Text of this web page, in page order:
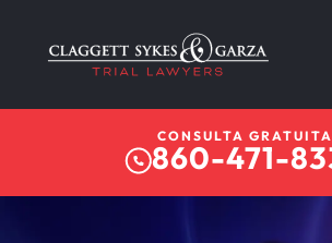
CONSULTA GRATUITA
860-471-